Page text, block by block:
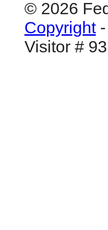
Facebook
Youtube
Myspace